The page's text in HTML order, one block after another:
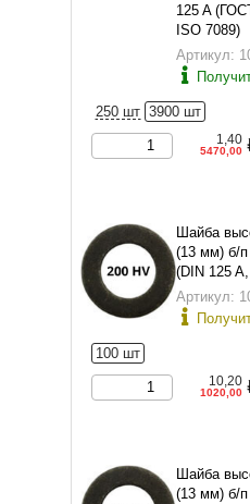
125 A
ISO 7089)
Артикул:
250 шт 3900 шт
1,40
5470,00
Шайба
(13 мм) б/п
(DIN 125
исп.1)
Артикул:
100 шт
10,20
1020,00
Шайба
(13 мм) б/п